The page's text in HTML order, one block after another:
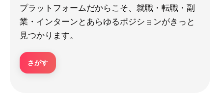
プラットフォームだからこそ、就職・転職・副
業・インターンとあらゆるポジションがきっと
見つかります。
さがす